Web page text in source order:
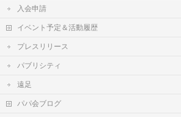
入会申請
イベント予定＆活動履歴
プレスリリース
パブリシティ
遠足
パパ会ブログ